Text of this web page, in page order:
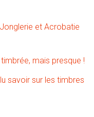
et Acrobatie
mais presque !
savoir sur les timbres